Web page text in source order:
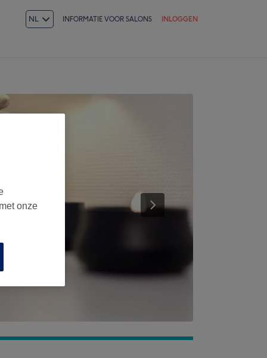
NL INFORMATIE VOOR SALONS INLOGGEN
onze